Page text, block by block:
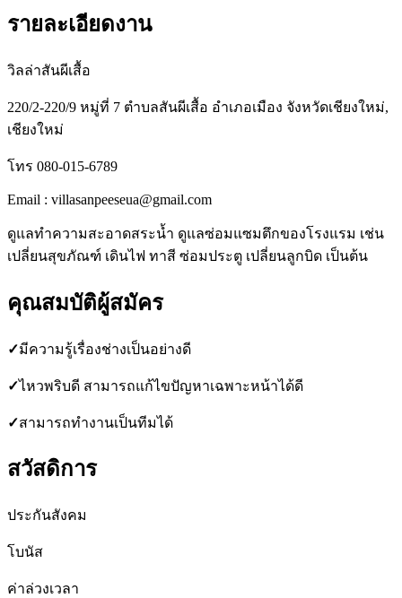
รายละเอียดงาน
วิลล่าสันผีเสื้อ
220/2-220/9 หมู่ที่ 7 ตำบลสันผีเสื้อ อำเภอเมือง จังหวัดเชียงใหม่,
เชียงใหม่
โทร 080-015-6789
Email : villasanpeeseua@gmail.com
ดูแลทำความสะอาดสระน้ำ ดูแลซ่อมแซมตึกของโรงแรม เช่น
เปลี่ยนสุขภัณฑ์ เดินไฟ ทาสี ซ่อมประตู เปลี่ยนลูกบิด เป็นต้น
คุณสมบัติผู้สมัคร
✓มีความรู้เรื่องช่างเป็นอย่างดี
✓ไหวพริบดี สามารถแก้ไขปัญหาเฉพาะหน้าได้ดี
✓สามารถทำงานเป็นทีมได้
สวัสดิการ
ประกันสังคม
โบนัส
ค่าล่วงเวลา